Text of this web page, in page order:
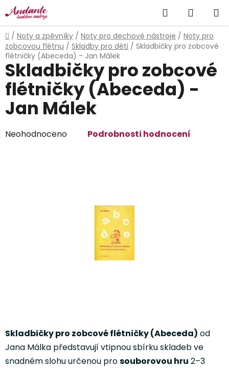
Přejít
na
obsah
Hledat
KOŠÍK
Domů
/ Noty a zpěvníky / Noty pro dechové nástroje / Noty pro
zobcovou flétnu / Skladby pro děti / Skladbičky pro zobcové
flétničky (Abeceda) - Jan Málek
Skladbičky pro zobcové flétničky (Abeceda) od
Jana Málka představují vtipnou sbírku skladeb ve
snadném slohu určenou prosouborovou hru 2–3
Skladbičky pro zobcové
flétničky (Abeceda) -
Jan Málek
Průměrné
Neohodnoceno Podrobnosti hodnocení